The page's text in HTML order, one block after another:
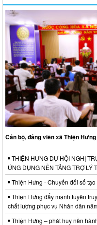
Cán bộ, đảng viên xã Thiện
THIỆN HƯNG DỰ HỘI NGHỊ
ỨNG DỤNG NỀN TẢNG TRỢ LÝ
Thiện Hưng - Chuyển đổi số
Thiện Hưng đẩy mạnh tuyên
chất lượng phục vụ Nhân dân
Thiện Hưng – phát huy nền